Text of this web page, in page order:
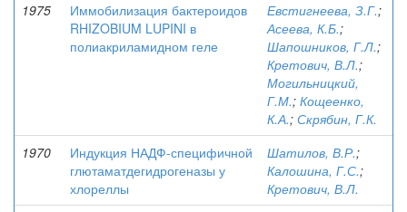
1975
Иммобилизация бактероидов
RHIZOBIUM LUPINI в
полиакриламидном геле
Евстигнеева, З.Г.;
Асеева, К.Б.;
Шапошников, Г.Л.;
Кретович, В.Л.;
Могильницкий,
Г.М.; Кощеенко,
К.А.; Скрябин, Г.К.
1970
Индукция НАДФ-специфичной
глютаматдегидрогеназы у
хлореллы
Шатилов, В.Р.;
Калошина, Г.С.;
Кретович, В.Л.